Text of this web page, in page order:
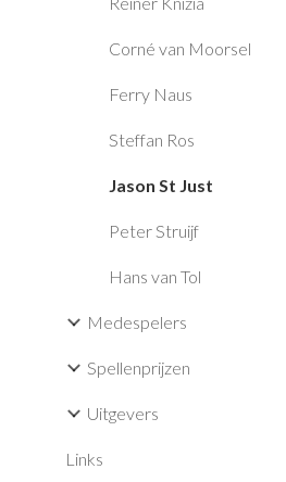
Corné van Moorsel
Ferry Naus
Steffan Ros
Jason St Just
Peter Struijf
Hans van Tol
Medespelers
Spellenprijzen
Uitgevers
Links